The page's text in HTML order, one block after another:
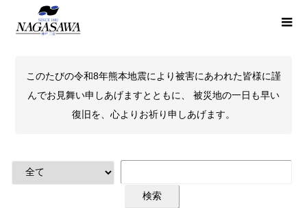
このたびの令和8年熊本地震により被害にあわれた皆様に謹
んでお見舞い申しあげますとともに、 被災地の一日も早い
復旧を、心よりお祈り申しあげます。